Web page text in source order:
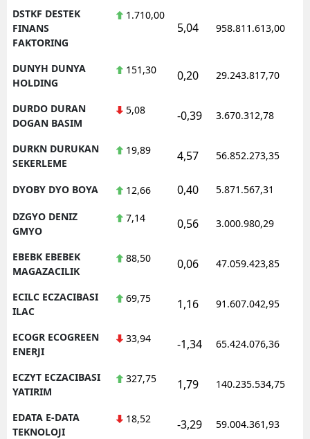
DSTKF DESTEK
FINANS
FAKTORING
1.710,00
5,04 958.811.613,00
DUNYH DUNYA
HOLDING
151,30 0,20 29.243.817,70
DURDO DURAN
DOGAN BASIM
5,08 -0,39 3.670.312,78
DURKN DURUKAN
SEKERLEME
19,89 4,57 56.852.273,35
DYOBY DYO BOYA 12,66 0,40 5.871.567,31
DZGYO DENIZ
GMYO
7,14 0,56 3.000.980,29
EBEBK EBEBEK
MAGAZACILIK
88,50 0,06 47.059.423,85
ECILC ECZACIBASI
ILAC
69,75 1,16 91.607.042,95
ECOGR ECOGREEN
ENERJI
33,94 -1,34 65.424.076,36
ECZYT ECZACIBASI
YATIRIM
327,75 1,79 140.235.534,75
EDATA E-DATA
TEKNOLOJI
18,52 -3,29 59.004.361,93